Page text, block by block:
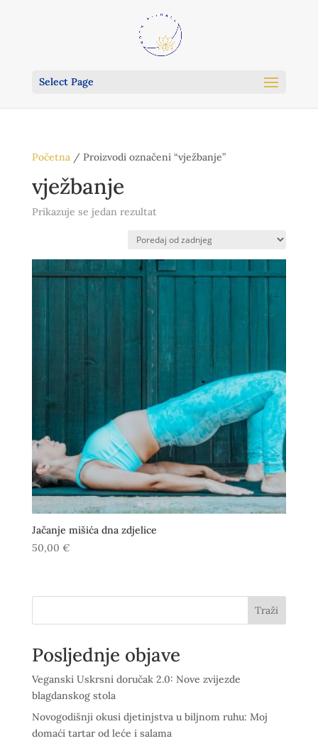
Select Page
Početna/ Proizvodi označeni “vježbanje”
vježbanje
Prikazuje se jedan rezultat
Jačanje mišića dna zdjelice
50,00 €
Traži
Posljednje objave
Veganski Uskrsni doručak 2.0: Nove zvijezde
blagdanskog stola
Novogodišnji okusi djetinjstva u biljnom ruhu: Moj
domaći tartar od leće i salama